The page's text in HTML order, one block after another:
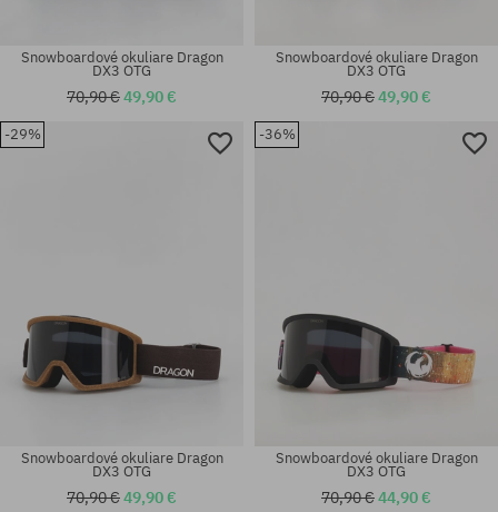
Snowboardové okuliare Dragon
DX3 OTG
70,90 €49,90 €
Snowboardové okuliare Dragon
DX3 OTG
70,90 €49,90 €
-29%
Snowboardové okuliare Dragon
DX3 OTG
70,90 €49,90 €
-36%
Snowboardové okuliare Dragon
DX3 OTG
70,90 €44,90 €